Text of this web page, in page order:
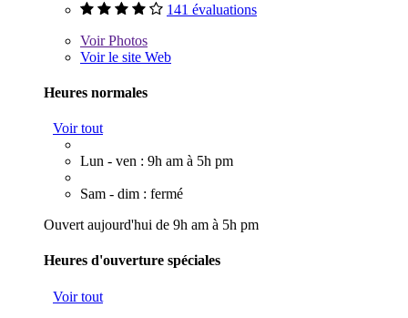
141 évaluations
VoirPhotos
Voir le site Web
Heures normales
Voir tout
Lun - ven : 9h am à 5h pm
Sam - dim : fermé
Ouvert aujourd'hui de 9h am à 5h pm
Heures d'ouverture spéciales
Voir tout